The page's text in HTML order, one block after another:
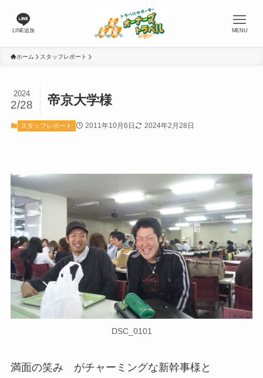
LINE追加 MENU
ホーム スタッフレポート
帝京大学様
2024
2/28
スタッフレポート 2011年10月6日 2024年2月28日
DSC_0101
満面の笑み がチャーミングな新幹事様と